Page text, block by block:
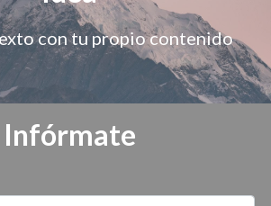
con tu propio contenido
Infórmate